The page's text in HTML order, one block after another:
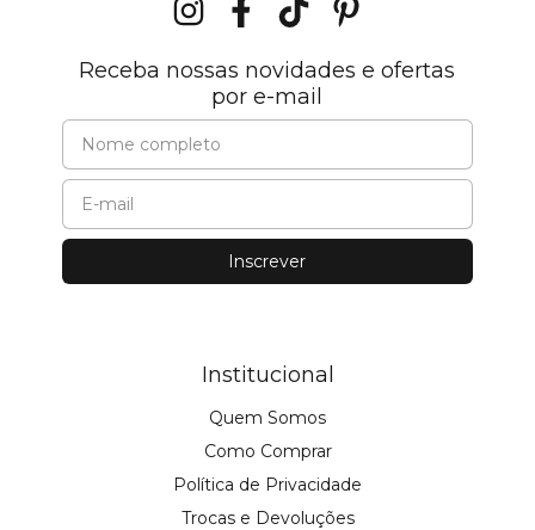
Receba nossas novidades e ofertas
por e-mail
Institucional
Quem Somos
Como Comprar
Política de Privacidade
Trocas e Devoluções